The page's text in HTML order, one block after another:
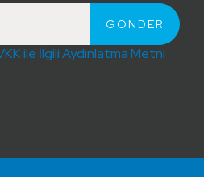
ile İlgili Aydınlatma Metni